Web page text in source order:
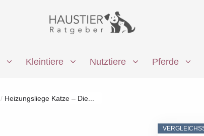
Kleintiere Nutztiere Pferde
/ Heizungsliege Katze – Die...